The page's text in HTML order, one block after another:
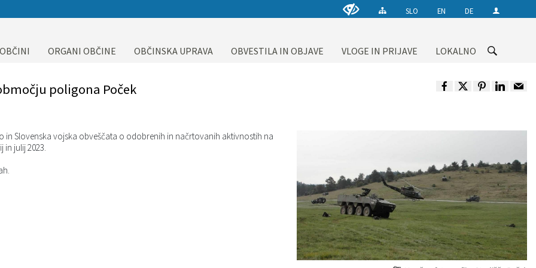
SLO EN DE
ORGANI OBČINE OBČINSKA UPRAVA OBVESTILA IN OBJAVE VLOGE IN PRIJAVE LOKALNO
poligona Poček
in Slovenska vojska obveščata o odobrenih in načrtovanih aktivnostih na
in julij 2023.